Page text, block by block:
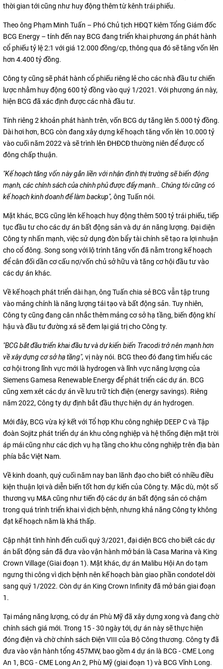
thời gian tới cũng như huy động thêm từ kênh trái phiếu.
Theo ông Phạm Minh Tuấn – Phó Chủ tịch HĐQT kiêm Tổng Giám đốc
BCG Energy – tính đến nay BCG đang triển khai phương án phát hành
cổ phiếu tỷ lệ 2:1 với giá 12.000 đồng/cp, thông qua đó sẽ tăng vốn lên
hơn 4.400 tỷ đồng.
Công ty cũng sẽ phát hành cổ phiếu riêng lẻ cho các nhà đầu tư chiến
lược nhằm huy động 600 tỷ đồng vào quý 1/2021. Với phương án này,
hiện BCG đã xác định được các nhà đầu tư.
Tính riêng 2 khoản phát hành trên, vốn BCG dự tăng lên 5.000 tỷ đồng.
Dài hơi hơn, BCG còn đang xây dựng kế hoạch tăng vốn lên 10.000 tỷ
vào cuối năm 2022 và sẽ trình lên ĐHĐCĐ thường niên để được cổ
đông chấp thuận.
"Kế hoạch tăng vốn này gắn liền với nhận định thị trường sẽ biến động
mạnh, các chính sách của chính phủ được đẩy mạnh… Chúng tôi cũng có
kế hoạch kinh doanh để làm backup", ông Tuấn nói.
Mặt khác, BCG cũng lên kế hoạch huy động thêm 500 tỷ trái phiếu, tiếp
tục đầu tư cho các dự án bất động sản và dự án năng lượng. Đại diện
Công ty nhấn mạnh, việc sử dụng đòn bẩy tài chính sẽ tạo ra lợi nhuận
cho cổ đông. Song song với lộ trình tăng vốn đã nằm trong kế hoạch
để cân đối dần cơ cấu nợ/vốn chủ sở hữu và tăng cơ hội đầu tư vào
các dự án khác.
Về kế hoạch phát triển dài hạn, ông Tuấn chia sẻ BCG vẫn tập trung
vào mảng chính là năng lượng tái tạo và bất động sản. Tuy nhiên,
Công ty cũng đang cân nhắc thêm mảng cơ sở hạ tầng, biến động khí
hậu và đầu tư đường xá sẽ đem lại giá trị cho Công ty.
"BCG bắt đầu triển khai đầu tư và dự kiến biến Tracodi trở nên mạnh hơn
về xây dựng cơ sở hạ tầng", vị này nói. BCG theo đó đang tìm hiểu các
cơ hội trong lĩnh vực mới là hydrogen và lĩnh vực năng lượng của
Siemens Gamesa Renewable Energy để phát triển các dự án. BCG
cũng xem xét các dự án về lưu trữ tích điện (energy savings). Riêng
năm 2022, Công ty dự định bắt đầu thực hiện dự án hydrogen.
Mới đây, BCG vừa ký kết với Tổ hợp Khu công nghiệp DEEP C và Tập
đoàn Sojitz phát triển dự án khu công nghiệp và hệ thống điện mặt trời
áp mái cũng như các dịch vụ hạ tầng cho khu công nghiệp trên địa bàn
phía bắc Việt Nam.
Về kinh doanh, quý cuối năm nay ban lãnh đạo cho biết có nhiều điều
kiện thuận lợi và diễn biến tốt hơn dự kiến của Công ty. Mặc dù, một số
thương vụ M&A cũng như tiến độ các dự án bất động sản có chậm
trong quá trình triển khai vì dịch bệnh, nhưng khả năng Công ty không
đạt kế hoạch năm là khá thấp.
Cập nhật tình hình đến cuối quý 3/2021, đại diện BCG cho biết các dự
án bất động sản đã đưa vào vận hành mở bán là Casa Marina và King
Crown Village (Giai đoạn 1). Mặt khác, dự án Malibu Hội An do tạm
ngưng thi công vì dịch bệnh nên kế hoạch bàn giao phần condotel dời
sang quý 1/2022. Còn dự án King Crown Infinity đã mở bán giai đoạn
1.
Tại mảng năng lượng, có dự án Phù Mỹ đã xây dựng xong và đang chờ
chính sách giá mới. Trong 15 - 30 ngày tới, dự án này sẽ thực hiện
đóng điện và chờ chính sách Điện VIII của Bộ Công thương. Công ty đã
đưa vào vận hành tổng 457MW, bao gồm 4 dự án là BCG - CME Long
An 1, BCG - CME Long An 2, Phù Mỹ (giai đoạn 1) và BCG Vĩnh Long.